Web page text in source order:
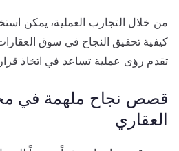
من خلال التجارب العملية، يمكن
كيفية تحقيق النجاح في سوق
تقدم رؤى عملية تساعد في اتخاذ
قصص نجاح ملهمة في
العقاري